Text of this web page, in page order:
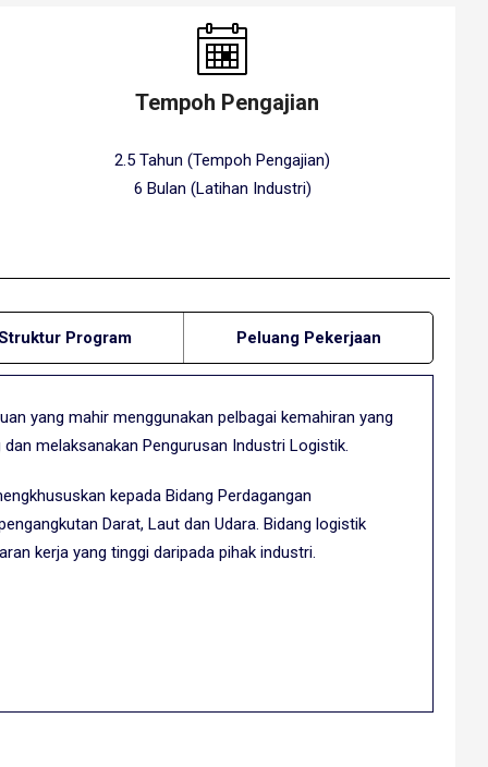
Tempoh Pengajian
2.5 Tahun (Tempoh Pengajian)
6 Bulan (Latihan Industri)
Program Peluang Pekerjaan
yang mahir menggunakan pelbagai kemahiran yang
melaksanakan Pengurusan Industri Logistik.
kepada Bidang Perdagangan
Darat, Laut dan Udara. Bidang logistik
kerja yang tinggi daripada pihak industri.